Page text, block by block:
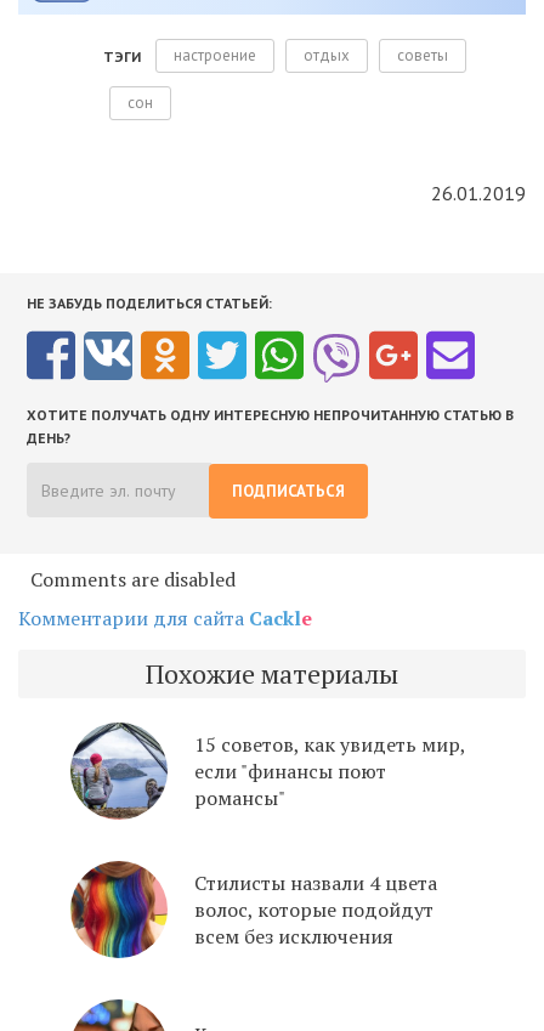
ТЭГИ настроение отдых советы
сон
26.01.2019
НЕ ЗАБУДЬ ПОДЕЛИТЬСЯ СТАТЬЕЙ:
ХОТИТЕ ПОЛУЧАТЬ ОДНУ ИНТЕРЕСНУЮ НЕПРОЧИТАННУЮ СТАТЬЮ В
ДЕНЬ?
ПОДПИСАТЬСЯ
Comments are disabled
Комментарии для сайта Cackle
Похожие материалы
15 советов, как увидеть мир,
если "финансы поют
романсы"
Стилисты назвали 4 цвета
волос, которые подойдут
всем без исключения